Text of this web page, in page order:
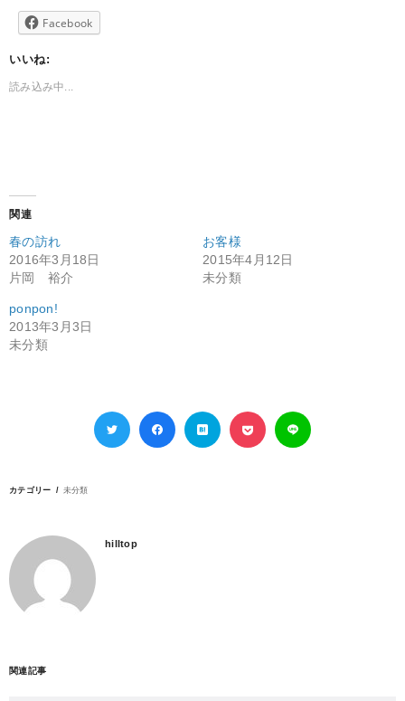
Facebook
いいね:
読み込み中...
関連
春の訪れ
2016年3月18日
片岡 裕介
お客様
2015年4月12日
未分類
ponpon!
2013年3月3日
未分類
カテゴリー 未分類
hilltop
関連記事